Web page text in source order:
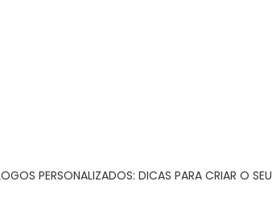
PERSONALIZADOS: DICAS PARA CRIAR O SEU